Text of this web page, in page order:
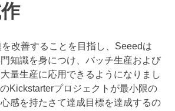
改善することを目指し、Seeedは
知識を身につけ、バッチ生産および
量生産に応用できるようになりまし
Kickstarterプロジェクトが最小限の
感を持たさて達成目標を達成するの